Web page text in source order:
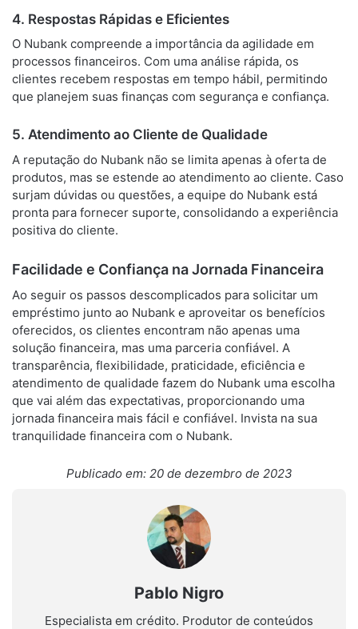
4. Respostas Rápidas e Eficientes
O Nubank compreende a importância da agilidade em
processos financeiros. Com uma análise rápida, os
clientes recebem respostas em tempo hábil, permitindo
que planejem suas finanças com segurança e confiança.
5. Atendimento ao Cliente de Qualidade
A reputação do Nubank não se limita apenas à oferta de
produtos, mas se estende ao atendimento ao cliente. Caso
surjam dúvidas ou questões, a equipe do Nubank está
pronta para fornecer suporte, consolidando a experiência
positiva do cliente.
Facilidade e Confiança na Jornada Financeira
Ao seguir os passos descomplicados para solicitar um
empréstimo junto ao Nubank e aproveitar os benefícios
oferecidos, os clientes encontram não apenas uma
solução financeira, mas uma parceria confiável. A
transparência, flexibilidade, praticidade, eficiência e
atendimento de qualidade fazem do Nubank uma escolha
que vai além das expectativas, proporcionando uma
jornada financeira mais fácil e confiável. Invista na sua
tranquilidade financeira com o Nubank.
Publicado em: 20 de dezembro de 2023
Pablo Nigro
Especialista em crédito. Produtor de conteúdos